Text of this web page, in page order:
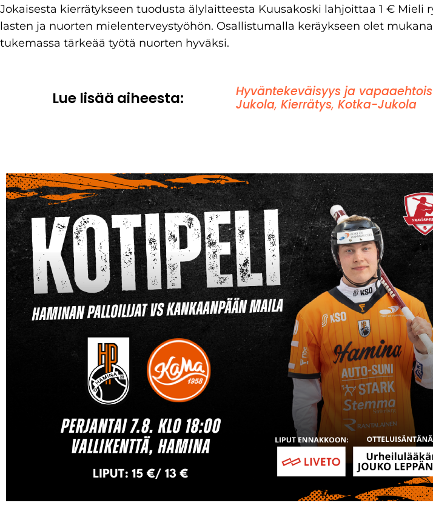
Jokaisesta kierrätykseen tuodusta älylaitteesta Kuusakoski lahjoittaa 1 € Mieli
lasten ja nuorten mielenterveystyöhön. Osallistumalla keräykseen olet mukana
tukemassa tärkeää työtä nuorten hyväksi.
Lue lisää aiheesta: Hyväntekeväisyys ja
Jukola, Kierrätys, Kotka-Jukola